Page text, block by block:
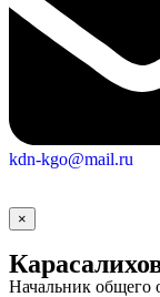
kdn-kgo@mail.ru
×
Начальник общего